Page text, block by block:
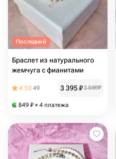
Последний
Браслет из натурального
жемчуга с фианитами
4.5049 3 395₽3 500₽
849 ₽ × 4 платежа